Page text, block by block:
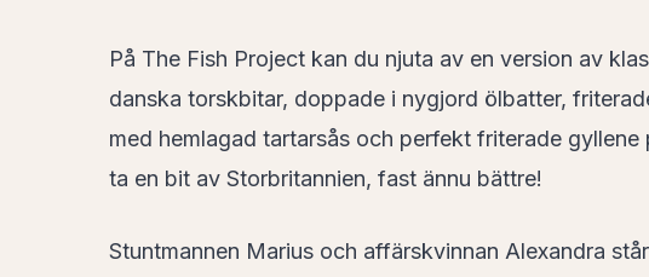
På The Fish Project kan du njuta av en version av
danska torskbitar, doppade i nygjord ölbatter,
med hemlagad tartarsås och perfekt friterade
ta en bit av Storbritannien, fast ännu bättre!
Stuntmannen Marius och affärskvinnan Alexandra